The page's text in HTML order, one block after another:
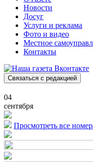
Новости
Досуг
Услуги и реклама
Фото и видео
Местное
Контакты
Связаться с редакцией
04
сентября
Просмотреть все